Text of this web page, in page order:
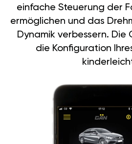
einfache Steuerung der
ermöglichen und das
Dynamik verbessern.
die Konfiguration